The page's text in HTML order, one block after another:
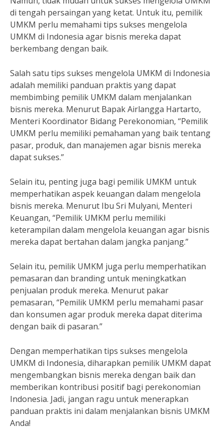
di tengah persaingan yang ketat. Untuk itu, pemilik
UMKM perlu memahami tips sukses mengelola
UMKM di Indonesia agar bisnis mereka dapat
berkembang dengan baik.
Salah satu tips sukses mengelola UMKM di Indonesia
adalah memiliki panduan praktis yang dapat
membimbing pemilik UMKM dalam menjalankan
bisnis mereka. Menurut Bapak Airlangga Hartarto,
Menteri Koordinator Bidang Perekonomian, “Pemilik
UMKM perlu memiliki pemahaman yang baik tentang
pasar, produk, dan manajemen agar bisnis mereka
dapat sukses.”
Selain itu, penting juga bagi pemilik UMKM untuk
memperhatikan aspek keuangan dalam mengelola
bisnis mereka. Menurut Ibu Sri Mulyani, Menteri
Keuangan, “Pemilik UMKM perlu memiliki
keterampilan dalam mengelola keuangan agar bisnis
mereka dapat bertahan dalam jangka panjang.”
Selain itu, pemilik UMKM juga perlu memperhatikan
pemasaran dan branding untuk meningkatkan
penjualan produk mereka. Menurut pakar
pemasaran, “Pemilik UMKM perlu memahami pasar
dan konsumen agar produk mereka dapat diterima
dengan baik di pasaran.”
Dengan memperhatikan tips sukses mengelola
UMKM di Indonesia, diharapkan pemilik UMKM dapat
mengembangkan bisnis mereka dengan baik dan
memberikan kontribusi positif bagi perekonomian
Indonesia. Jadi, jangan ragu untuk menerapkan
panduan praktis ini dalam menjalankan bisnis UMKM
Anda!